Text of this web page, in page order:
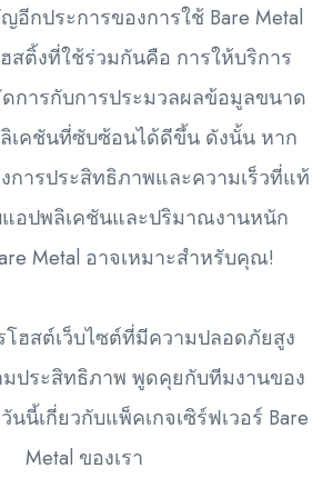
กประการของการใช้ Bare Metal
สติ้งที่ใช้ร่วมกันคือ การให้บริการ
การกับการประมวลผลข้อมูลขนาด
เคชันที่ซับซ้อนได้ดีขึ้น ดังนั้น หาก
ารประสิทธิภาพและความเร็วที่แท้
แอปพลิเคชันและปริมาณงานหนัก
Metal อาจเหมาะสำหรับคุณ!
ฮสต์เว็บไซต์ที่มีความปลอดภัยสูง
มประสิทธิภาพ พูดคุยกับทีมงานของ
นนี้เกี่ยวกับแพ็คเกจเซิร์ฟเวอร์ Bare
Metal ของเรา